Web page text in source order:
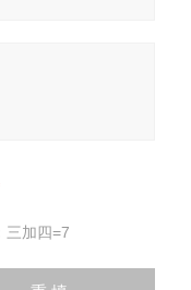
三加四=7